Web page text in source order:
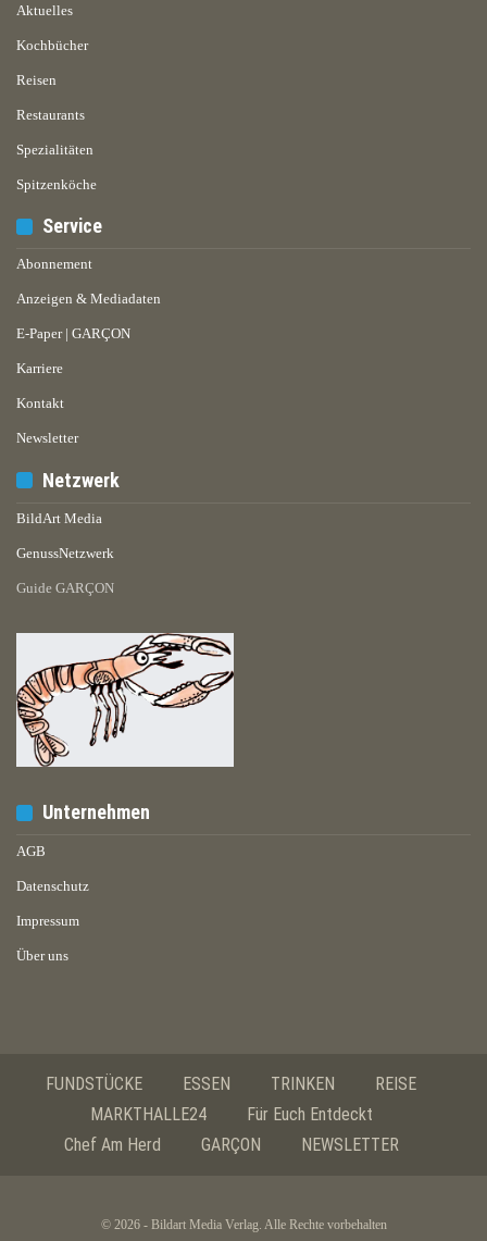
Aktuelles
Kochbücher
Reisen
Restaurants
Spezialitäten
Spitzenköche
Service
Abonnement
Anzeigen & Mediadaten
E-Paper | GARÇON
Karriere
Kontakt
Newsletter
Netzwerk
BildArt Media
GenussNetzwerk
Guide GARÇON
Unternehmen
AGB
Datenschutz
Impressum
Über uns
FUNDSTÜCKE ESSEN TRINKEN
REISE
MARKTHALLE24
Für Euch Entdeckt
Chef Am Herd
GARÇON NEWSLETTER
© 2026 - Bildart Media Verlag. Alle Rechte vorbehalten